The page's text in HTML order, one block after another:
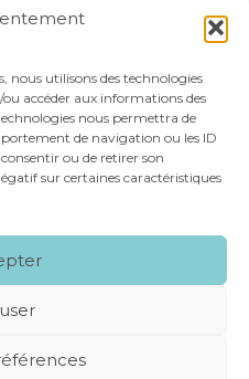
nous utilisons des technologies
accéder aux informations des
nous permettra de
de navigation ou les ID
ou de retirer son
sur certaines caractéristiques
CONTACT
SITE